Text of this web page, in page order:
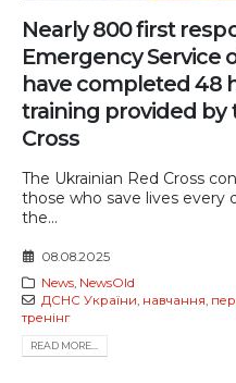
Nearly 800 first
Emergency Service
have completed 48
training provided by
Cross
The Ukrainian Red Cross
those who save lives
the...
08.08.2025
News, NewsOld
ДСНС України навчання
тренінг
READ MORE...